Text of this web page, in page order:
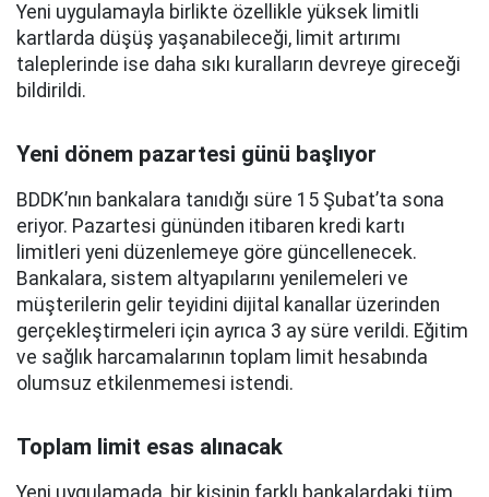
Yeni uygulamayla birlikte özellikle yüksek limitli
kartlarda düşüş yaşanabileceği, limit artırımı
taleplerinde ise daha sıkı kuralların devreye gireceği
bildirildi.
Yeni dönem pazartesi günü başlıyor
BDDK’nın bankalara tanıdığı süre 15 Şubat’ta sona
eriyor. Pazartesi gününden itibaren kredi kartı
limitleri yeni düzenlemeye göre güncellenecek.
Bankalara, sistem altyapılarını yenilemeleri ve
müşterilerin gelir teyidini dijital kanallar üzerinden
gerçekleştirmeleri için ayrıca 3 ay süre verildi. Eğitim
ve sağlık harcamalarının toplam limit hesabında
olumsuz etkilenmemesi istendi.
Toplam limit esas alınacak
Yeni uygulamada, bir kişinin farklı bankalardaki tüm